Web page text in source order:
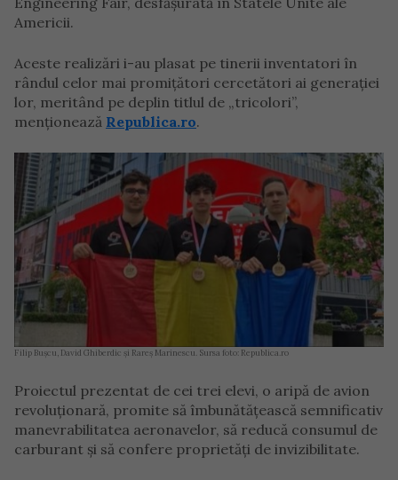
Americii.
Aceste realizări i-au plasat pe tinerii inventatori în
rândul celor mai promițători cercetători ai generației
lor, meritând pe deplin titlul de „tricolori”,
menționează Republica.ro.
Filip Bușcu, David Ghiberdic și Rareș Marinescu. Sursa foto: Republica.ro
Proiectul prezentat de cei trei elevi, o aripă de avion
revoluționară, promite să îmbunătățească semnificativ
manevrabilitatea aeronavelor, să reducă consumul de
carburant și să confere proprietăți de invizibilitate.